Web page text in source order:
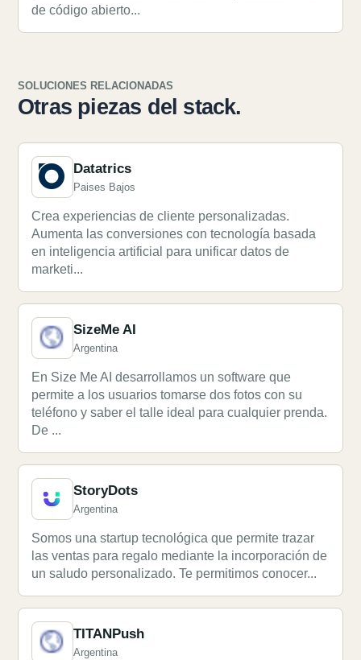
de código abierto...
SOLUCIONES RELACIONADAS
Otras piezas del stack.
Datatrics
Paises Bajos
Crea experiencias de cliente personalizadas.
Aumenta las conversiones con tecnología basada
en inteligencia artificial para unificar datos de
marketi...
SizeMe AI
Argentina
En Size Me AI desarrollamos un software que
permite a los usuarios tomarse dos fotos con su
teléfono y saber el talle ideal para cualquier prenda.
De ...
StoryDots
Argentina
Somos una startup tecnológica que permite trazar
las ventas para regalo mediante la incorporación de
un saludo personalizado. Te permitimos conocer...
TITANPush
Argentina